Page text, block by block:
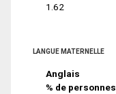
1.62
LANGUE MATERNELLE
Anglais
% de personnes